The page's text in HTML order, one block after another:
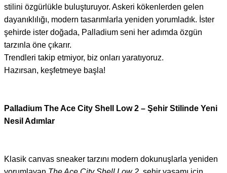
stilini özgürlükle buluşturuyor. Askeri kökenlerden gelen
dayanıklılığı, modern tasarımlarla yeniden yorumladık. İster
şehirde ister doğada, Palladium seni her adımda özgün
tarzınla öne çıkarır.
Trendleri takip etmiyor, biz onları yaratıyoruz.
Hazırsan, keşfetmeye başla!
Palladium The Ace City Shell Low 2 – Şehir Stilinde Yeni
Nesil Adımlar
Klasik canvas sneaker tarzını modern dokunuşlarla yeniden